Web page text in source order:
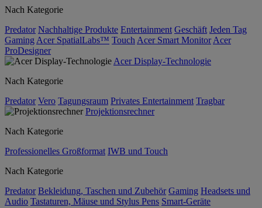
Nach Kategorie
Predator Nachhaltige Produkte Entertainment Geschäft Jeden Tag
Gaming Acer SpatialLabs™ Touch Acer Smart Monitor Acer
ProDesigner
Acer Display-Technologie
Nach Kategorie
Predator Vero Tagungsraum Privates Entertainment Tragbar
Projektionsrechner
Nach Kategorie
Professionelles Großformat IWB und Touch
Nach Kategorie
Predator Bekleidung, Taschen und Zubehör Gaming Headsets und
Audio Tastaturen, Mäuse und Stylus Pens Smart-Geräte